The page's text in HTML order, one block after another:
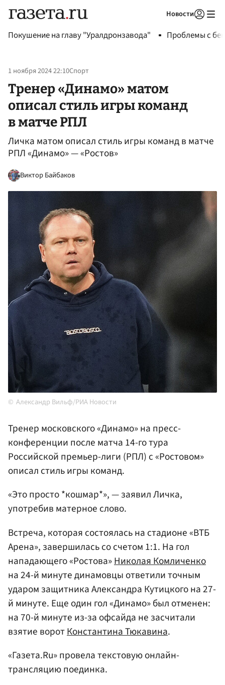
Новости
Покушение на главу "Уралдронзавода" Проблемы с
1 ноября 2024 22:10Спорт
Тренер «Динамо» матом
описал стиль игры команд
в матче РПЛ
Личка матом описал стиль игры команд в матче
РПЛ «Динамо» — «Ростов»
Виктор Байбаков
Александр Вильф/РИА Новости
Тренер московского «Динамо» на пресс-
конференции после матча 14-го тура
Российской премьер-лиги (РПЛ) с «Ростовом»
описал стиль игры команд.
«Это просто *кошмар*», — заявил Личка,
употребив матерное слово.
Встреча, которая состоялась на стадионе «ВТБ
Арена», завершилась со счетом 1:1. На гол
нападающего «Ростова»Николая Комличенко
на 24-й минуте динамовцы ответили точным
ударом защитника Александра Кутицкого на 27-
й минуте. Еще один гол «Динамо» был отменен:
на 70-й минуте из-за офсайда не засчитали
взятие воротКонстантина Тюкавина.
«Газета.Ru» провела текстовую онлайн-
трансляцию поединка.